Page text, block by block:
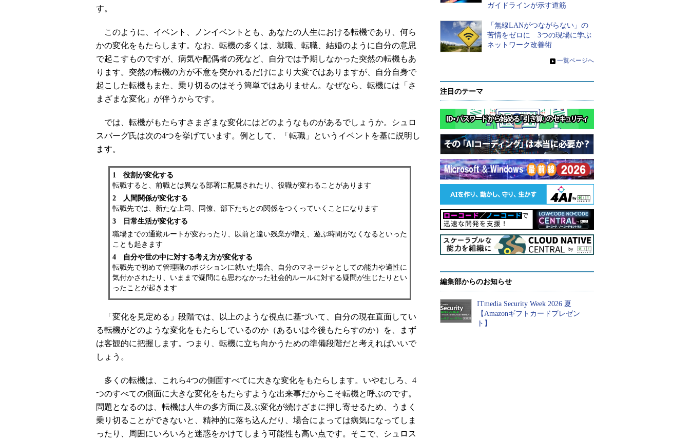
す。
このように、イベント、ノンイベントとも、あなたの人生における転機であり、何ら
かの変化をもたらします。なお、転機の多くは、就職、転職、結婚のように自分の意思
で起こすものですが、病気や配偶者の死など、自分では予期しなかった突然の転機もあ
ります。突然の転機の方が不意を突かれるだけにより大変ではありますが、自分自身で
起こした転機もまた、乗り切るのはそう簡単ではありません。なぜなら、転機には「さ
まざまな変化」が伴うからです。
では、転機がもたらすさまざまな変化にはどのようなものがあるでしょうか。シュロ
スバーグ氏は次の4つを挙げています。例として、「転職」というイベントを基に説明し
ます。
1 役割が変化する
転職すると、前職とは異なる部署に配属されたり、役職が変わることがあります
2 人間関係が変化する
転職先では、新たな上司、同僚、部下たちとの関係をつくっていくことになります
3 日常生活が変化する
職場までの通勤ルートが変わったり、以前と違い残業が増え、遊ぶ時間がなくなるといった
ことも起きます
4 自分や世の中に対する考え方が変化する
転職先で初めて管理職のポジションに就いた場合、自分のマネージャとしての能力や適性に
気付かされたり、いままで疑問にも思わなかった社会的ルールに対する疑問が生じたりとい
ったことが起きます
「変化を見定める」段階では、以上のような視点に基づいて、自分の現在直面してい
る転機がどのような変化をもたらしているのか（あるいは今後もたらすのか）を、まず
は客観的に把握します。つまり、転機に立ち向かうための準備段階だと考えればいいで
しょう。
多くの転機は、これら4つの側面すべてに大きな変化をもたらします。いやむしろ、4
つのすべての側面に大きな変化をもたらすような出来事だからこそ転機と呼ぶのです。
問題となるのは、転機は人生の多方面に及ぶ変化が続けざまに押し寄せるため、うまく
乗り切ることができないと、精神的に落ち込んだり、場合によっては病気になってしま
ったり、周囲にいろいろと迷惑をかけてしまう可能性も高い点です。そこで、シュロス
ガイドラインが示す道筋
「無線LANがつながらない」の
苦情をゼロに 3つの現場に学ぶ
ネットワーク改善術
» 一覧ページへ
注目のテーマ
編集部からのお知らせ
ITmedia Security Week 2026 夏
【Amazonギフトカードプレゼン
ト】